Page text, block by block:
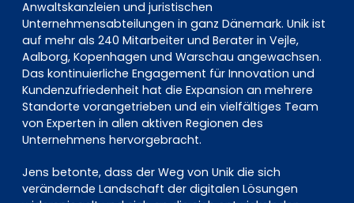
Anwaltskanzleien und juristischen
Unternehmensabteilungen in ganz Dänemark. Unik ist
auf mehr als 240 Mitarbeiter und Berater in Vejle,
Aalborg, Kopenhagen und Warschau angewachsen.
Das kontinuierliche Engagement für Innovation und
Kundenzufriedenheit hat die Expansion an mehrere
Standorte vorangetrieben und ein vielfältiges Team
von Experten in allen aktiven Regionen des
Unternehmens hervorgebracht.
Jens betonte, dass der Weg von Unik die sich
verändernde Landschaft der digitalen Lösungen